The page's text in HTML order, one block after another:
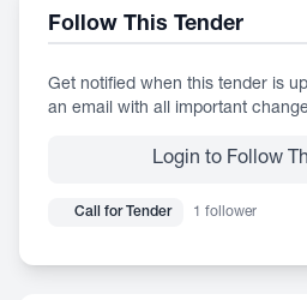
Follow This Tender
Get notified when this tender is
an email with all important
Login to Follow
Call for Tender 1 follower